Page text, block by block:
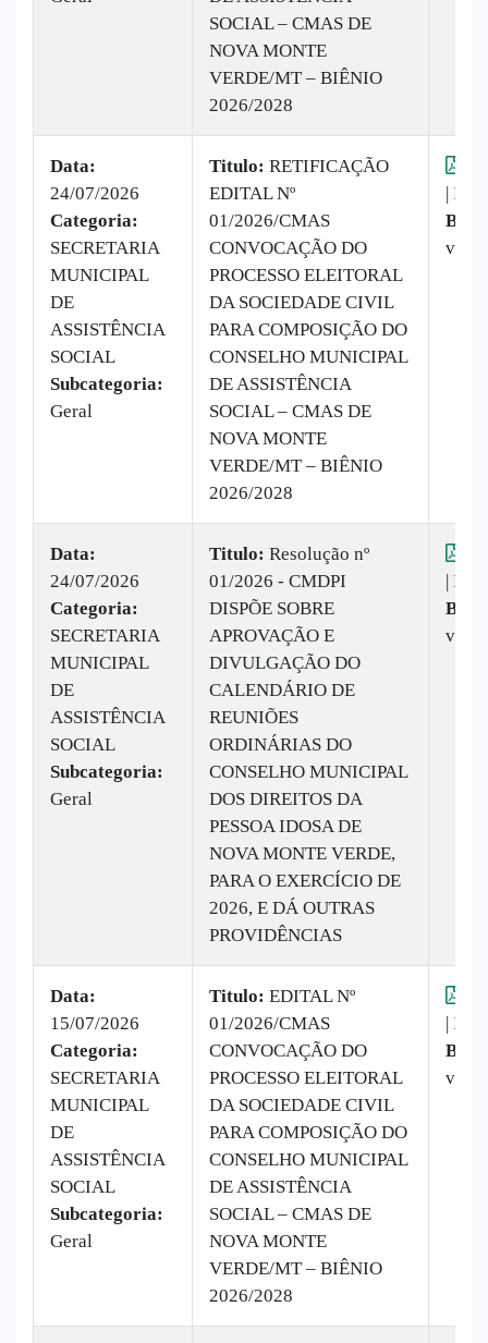
SOCIAL – CMAS DE
NOVA MONTE
VERDE/MT – BIÊNIO
2026/2028
Data:
24/07/2026
Categoria:
SECRETARIA
MUNICIPAL
DE
ASSISTÊNCIA
SOCIAL
Subcategoria:
Geral
Titulo: RETIFICAÇÃO
EDITAL Nº
01/2026/CMAS
CONVOCAÇÃO DO
PROCESSO ELEITORAL
DA SOCIEDADE CIVIL
PARA COMPOSIÇÃO DO
CONSELHO MUNICIPAL
DE ASSISTÊNCIA
SOCIAL – CMAS DE
NOVA MONTE
VERDE/MT – BIÊNIO
2026/2028
|
vezes
Data:
24/07/2026
Categoria:
SECRETARIA
MUNICIPAL
DE
ASSISTÊNCIA
SOCIAL
Subcategoria:
Geral
Titulo: Resolução nº
01/2026 - CMDPI
DISPÕE SOBRE
APROVAÇÃO E
DIVULGAÇÃO DO
CALENDÁRIO DE
REUNIÕES
ORDINÁRIAS DO
CONSELHO MUNICIPAL
DOS DIREITOS DA
PESSOA IDOSA DE
NOVA MONTE VERDE,
PARA O EXERCÍCIO DE
2026, E DÁ OUTRAS
PROVIDÊNCIAS
|
vez
Data:
15/07/2026
Categoria:
SECRETARIA
MUNICIPAL
DE
ASSISTÊNCIA
SOCIAL
Subcategoria:
Geral
Titulo: EDITAL Nº
01/2026/CMAS
CONVOCAÇÃO DO
PROCESSO ELEITORAL
DA SOCIEDADE CIVIL
PARA COMPOSIÇÃO DO
CONSELHO MUNICIPAL
DE ASSISTÊNCIA
SOCIAL – CMAS DE
NOVA MONTE
VERDE/MT – BIÊNIO
2026/2028
|
vezes